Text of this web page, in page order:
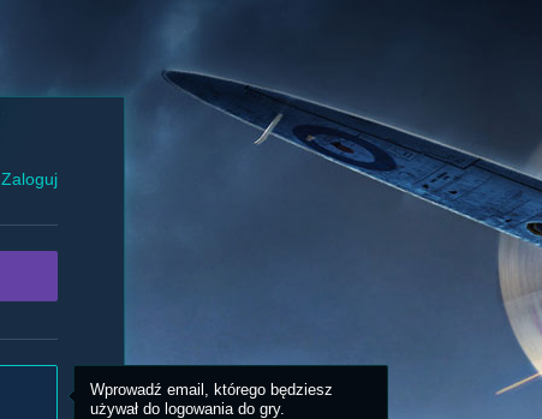
Zaloguj
Wprowadź email, którego będziesz
używał do logowania do gry.